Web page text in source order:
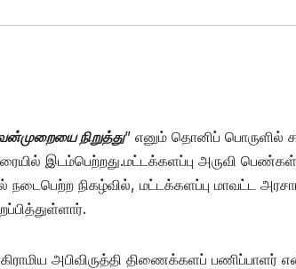
நிறுத்து” எனும் தொனிப் பொருளில்
இடம்பெற்றது.மட்டக்களப்பு அருவி
நிகழ்வில், மட்டக்களப்பு மாவட்ட
கிராமிய அபிவிருத்தி திணைக்களப்